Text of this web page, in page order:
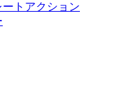
トアクション